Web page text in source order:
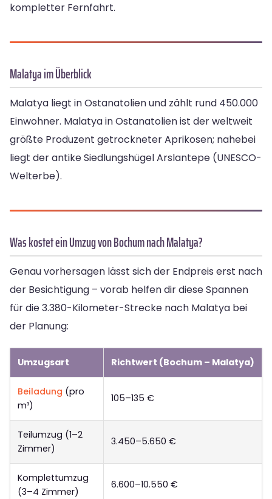
kompletter Fernfahrt.
Malatya im Überblick
Malatya liegt in Ostanatolien und zählt rund 450.000
Einwohner. Malatya in Ostanatolien ist der weltweit
größte Produzent getrockneter Aprikosen; nahebei
liegt der antike Siedlungshügel Arslantepe (UNESCO-
Welterbe).
Was kostet ein Umzug von Bochum nach Malatya?
Genau vorhersagen lässt sich der Endpreis erst nach
der Besichtigung – vorab helfen dir diese Spannen
für die 3.380-Kilometer-Strecke nach Malatya bei
der Planung:
Umzugsart Richtwert (Bochum – Malatya)
Beiladung (pro
m³)
105–135 €
Teilumzug (1–2
Zimmer)
3.450–5.650 €
Komplettumzug
(3–4 Zimmer)
6.600–10.550 €